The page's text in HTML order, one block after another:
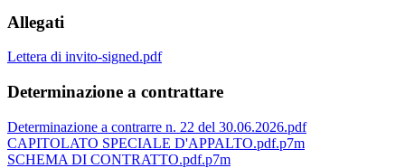
Allegati
Lettera di invito-signed.pdf
Determinazione a contrattare
Determinazione a contrarre n. 22 del 30.06.2026.pdf
CAPITOLATO SPECIALE D'APPALTO.pdf.p7m
SCHEMA DI CONTRATTO.pdf.p7m